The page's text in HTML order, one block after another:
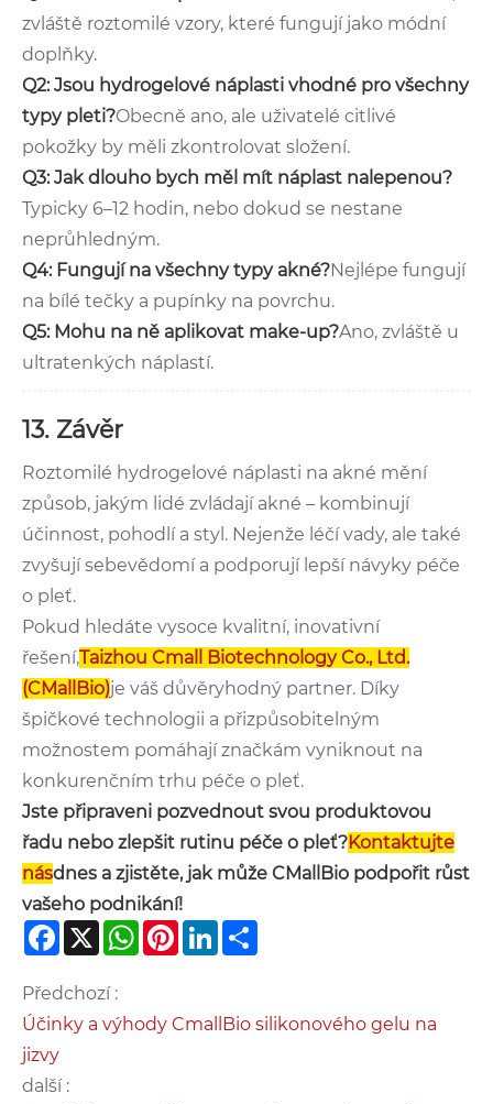
zvláště roztomilé vzory, které fungují jako módní
doplňky.
Q2: Jsou hydrogelové náplasti vhodné pro všechny
typy pleti?Obecně ano, ale uživatelé citlivé
pokožky by měli zkontrolovat složení.
Q3: Jak dlouho bych měl mít náplast nalepenou?
Typicky 6–12 hodin, nebo dokud se nestane
neprůhledným.
Q4: Fungují na všechny typy akné?Nejlépe fungují
na bílé tečky a pupínky na povrchu.
Q5: Mohu na ně aplikovat make-up?Ano, zvláště u
ultratenkých náplastí.
13. Závěr
Roztomilé hydrogelové náplasti na akné mění
způsob, jakým lidé zvládají akné – kombinují
účinnost, pohodlí a styl. Nejenže léčí vady, ale také
zvyšují sebevědomí a podporují lepší návyky péče
o pleť.
Pokud hledáte vysoce kvalitní, inovativní
řešení,Taizhou Cmall Biotechnology Co., Ltd.
(CMallBio)je váš důvěryhodný partner. Díky
špičkové technologii a přizpůsobitelným
možnostem pomáhají značkám vyniknout na
konkurenčním trhu péče o pleť.
Jste připraveni pozvednout svou produktovou
řadu nebo zlepšit rutinu péče o pleť?Kontaktujte
násdnes a zjistěte, jak může CMallBio podpořit růst
vašeho podnikání!
Facebook
X WhatsApp
Pinterest
LinkedIn
Předchozí :
Účinky a výhody CmallBio silikonového gelu na
jizvy
další :